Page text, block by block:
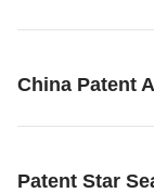
China Patent
Patent Star